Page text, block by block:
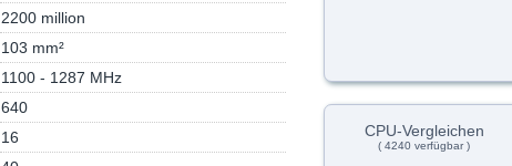
2200 million
103 mm²
1100 - 1287 MHz
640
16
CPU-Vergleichen
( 4240 verfügbar )